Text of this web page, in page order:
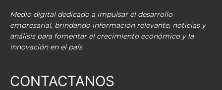
Medio digital dedicado a impulsar el desarrollo
empresarial, brindando información relevante, noticias y
análisis para fomentar el crecimiento económico y la
innovación en el país
CONTACTANOS